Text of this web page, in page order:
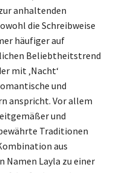
anhaltenden
die Schreibweise
häufiger auf
Beliebtheitstrend
mit ‚Nacht‘
und
anspricht. Vor allem
und
Traditionen
aus
Namen Layla zu einer